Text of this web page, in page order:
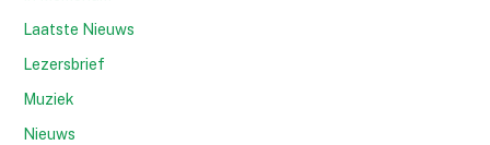
Laatste Nieuws
Lezersbrief
Muziek
Nieuws